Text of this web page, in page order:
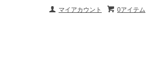
0アイテム
マイアカウント